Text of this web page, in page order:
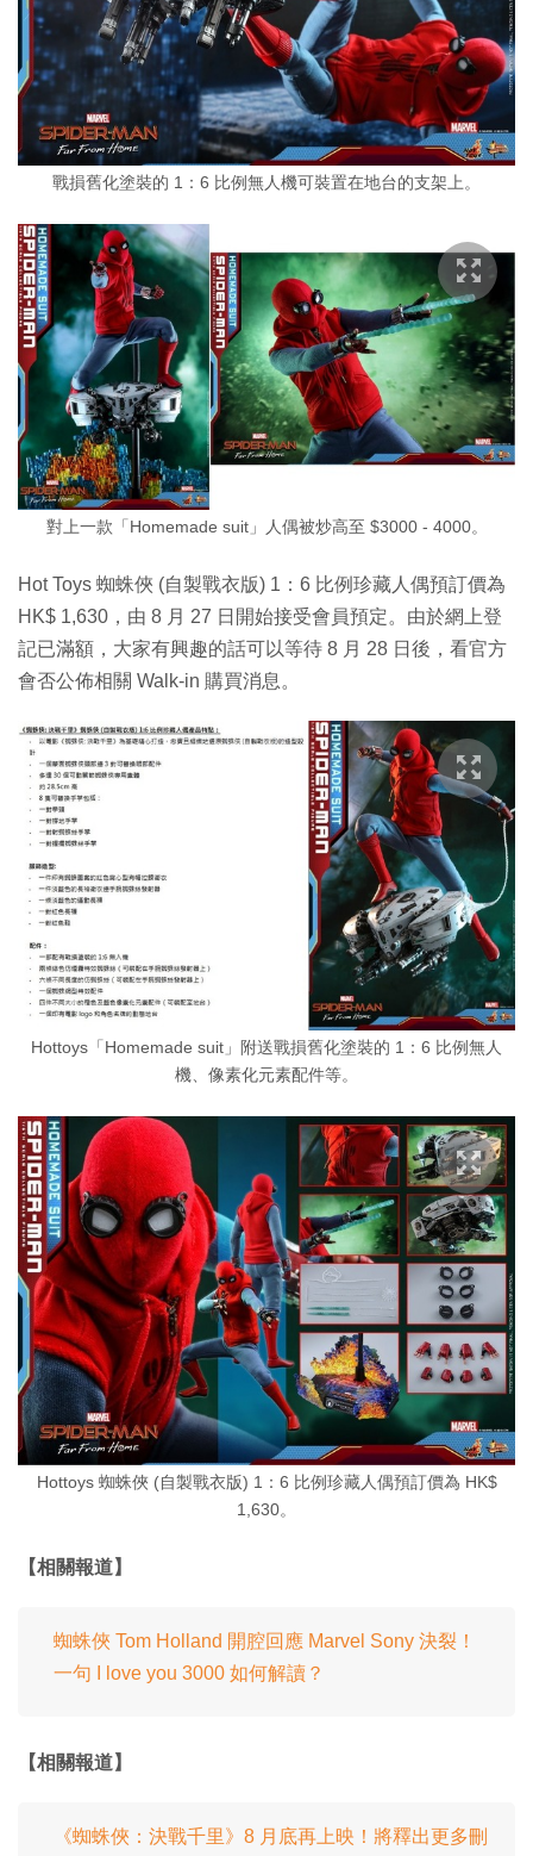
戰損舊化塗裝的 1：6 比例無人機可裝置在地台的支架上。
對上一款「Homemade suit」人偶被炒高至 $3000 - 4000。
Hot Toys 蜘蛛俠 (自製戰衣版) 1：6 比例珍藏人偶預訂價為
HK$ 1,630，由 8 月 27 日開始接受會員預定。由於網上登
記已滿額，大家有興趣的話可以等待 8 月 28 日後，看官方
會否公佈相關 Walk-in 購買消息。
Hottoys「Homemade suit」附送戰損舊化塗裝的 1：6 比例無人
機、像素化元素配件等。
Hottoys 蜘蛛俠 (自製戰衣版) 1：6 比例珍藏人偶預訂價為 HK$
1,630。
【相關報道】
蜘蛛俠 Tom Holland 開腔回應 Marvel Sony 決裂！
一句 I love you 3000 如何解讀？
【相關報道】
《蜘蛛俠：決戰千里》8 月底再上映！將釋出更多刪